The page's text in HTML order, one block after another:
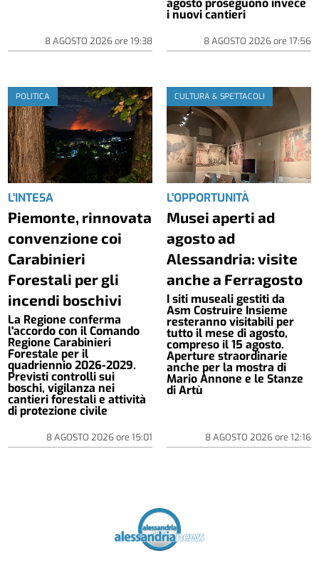
8 AGOSTO 2026ore 19:38
agosto proseguono invece
i nuovi cantieri
8 AGOSTO 2026ore 17:56
POLITICA
L'INTESA
Piemonte, rinnovata
convenzione coi
Carabinieri
Forestali per gli
incendi boschivi
La Regione conferma
l'accordo con il Comando
Regione Carabinieri
Forestale per il
quadriennio 2026-2029.
Previsti controlli sui
boschi, vigilanza nei
cantieri forestali e attività
di protezione civile
8 AGOSTO 2026ore 15:01
CULTURA & SPETTACOLI
L'OPPORTUNITÀ
Musei aperti ad
agosto ad
Alessandria: visite
anche a Ferragosto
I siti museali gestiti da
Asm Costruire Insieme
resteranno visitabili per
tutto il mese di agosto,
compreso il 15 agosto.
Aperture straordinarie
anche per la mostra di
Mario Annone e le Stanze
di Artù
8 AGOSTO 2026ore 12:16